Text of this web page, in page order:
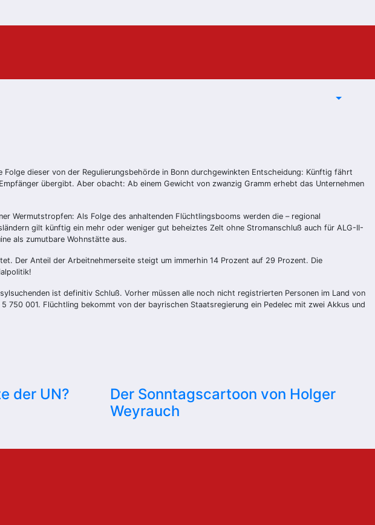
dieser von der Regulierungsbehörde in Bonn durchgewinkten Entscheidung: Künftig fährt
übergibt. Aber obacht: Ab einem Gewicht von zwanzig Gramm erhebt das Unternehmen
Wermutstropfen: Als Folge des anhaltenden Flüchtlingsbooms werden die – regional
gilt künftig ein mehr oder weniger gut beheiztes Zelt ohne Stromanschluß auch für ALG-II-
als zumutbare Wohnstätte aus.
Der Anteil der Arbeitnehmerseite steigt um immerhin 14 Prozent auf 29 Prozent. Die
ist definitiv Schluß. Vorher müssen alle noch nicht registrierten Personen im Land von
001. Flüchtling bekommt von der bayrischen Staatsregierung ein Pedelec mit zwei Akkus und
der UN?
Der Sonntagscartoon von Holger
Weyrauch